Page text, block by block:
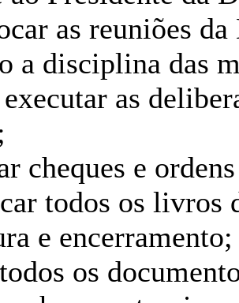
as reuniões
a disciplina das
as
cheques e
todos os livros
e encerramento;
os